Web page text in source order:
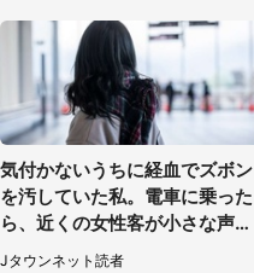
気付かないうちに経血でズボン
を汚していた私。電車に乗った
ら、近くの女性客が小さな声で
（千葉県・10代女性）
Jタウンネット読者